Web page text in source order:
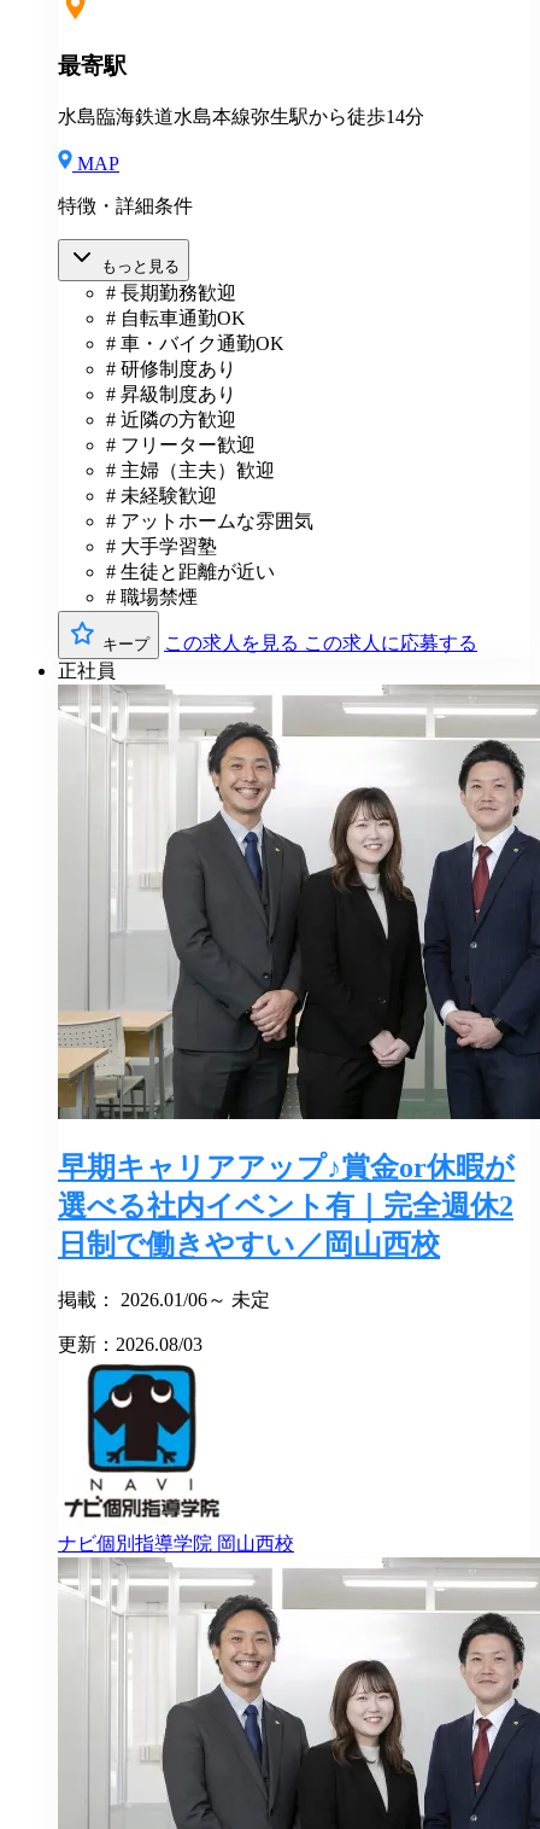
室長の給与平均：月給33.1万円（2025年実績） ◆賞与
災・健康・厚生年金） ◆社宅制度 （規定あり） ◆交
通費全額支給（規定あり） ◆社内表彰制度 ◆退職金制
度 ◆再雇用制度 ◆産前産後休暇 ◆育児・介護休業制
◆保養施設利用可 など
最寄駅
水島臨海鉄道水島本線弥生駅から徒歩14分
MAP
特徴・詳細条件
もっと見る
# 長期勤務歓迎
# 自転車通勤OK
# 車・バイク通勤OK
# 研修制度あり
# 昇級制度あり
# 近隣の方歓迎
# フリーター歓迎
# 主婦（主夫）歓迎
# 未経験歓迎
# アットホームな雰囲気
# 大手学習塾
# 生徒と距離が近い
# 職場禁煙
キープ この求人を見る この求人に応募する
正社員
早期キャリアアップ♪賞金or休暇が
選べる社内イベント有｜完全週休2
日制で働きやすい／岡山西校
掲載： 2026.01/06～ 未定
更新：2026.08/03
ナビ個別指導学院 岡山西校